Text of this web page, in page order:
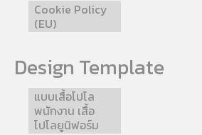
Cookie Policy
(EU)
Design Template
แบบเสื้อโปโล
พนักงาน เสื้อ
โปโลยูนิฟอร์ม